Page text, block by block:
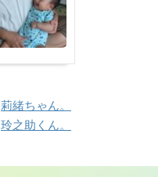
莉緒ちゃん。
玲之助くん。